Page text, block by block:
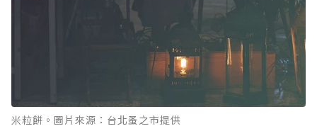
米粒餅。圖片來源：台北蚤之市提供